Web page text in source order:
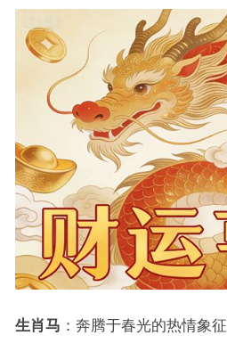
生肖马 ：奔腾于春光的热情象征